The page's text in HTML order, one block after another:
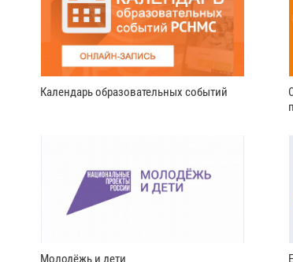
Календарь образовательных событий
Молодёжь и дети